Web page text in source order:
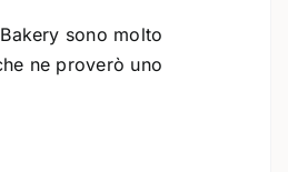
sono molto
ne proverò uno